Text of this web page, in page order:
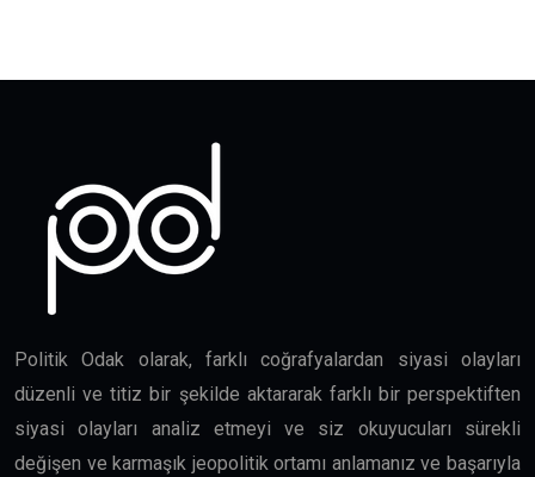
Politik Odak olarak, farklı coğrafyalardan siyasi olayları
düzenli ve titiz bir şekilde aktararak farklı bir perspektiften
siyasi olayları analiz etmeyi ve siz okuyucuları sürekli
değişen ve karmaşık jeopolitik ortamı anlamanız ve başarıyla